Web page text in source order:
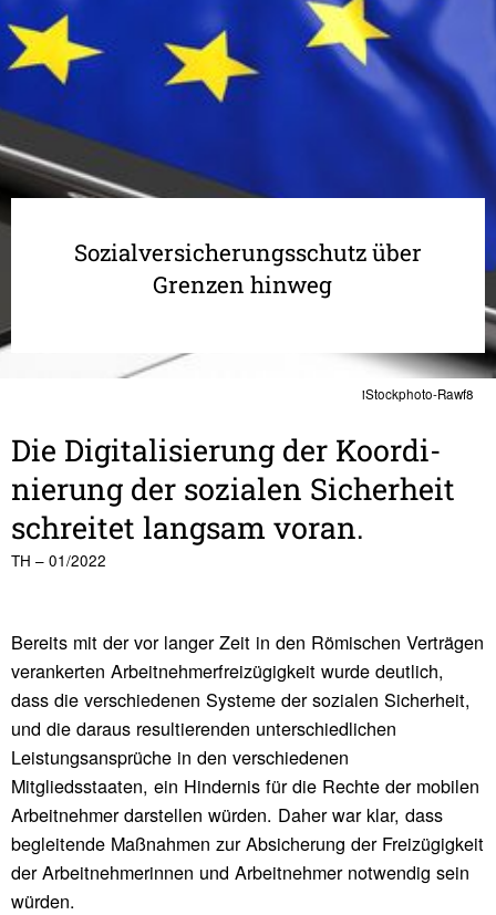
iStockphoto-Rawf8
Sozialversicherungsschutz über
Grenzen hinweg
Die Digi­ta­li­sie­rung der Koor­di­
nie­rung der sozialen Sicher­heit
schreitet langsam voran.
TH – 01/2022
Bereits mit der vor langer Zeit in den Römischen Verträgen
verankerten Arbeitnehmerfreizügigkeit wurde deutlich,
dass die verschiedenen Systeme der sozialen Sicherheit,
und die daraus resultierenden unterschiedlichen
Leistungsansprüche in den verschiedenen
Mitgliedsstaaten, ein Hindernis für die Rechte der mobilen
Arbeitnehmer darstellen würden. Daher war klar, dass
begleitende Maßnahmen zur Absicherung der Freizügigkeit
der Arbeitnehmerinnen und Arbeitnehmer notwendig sein
würden.